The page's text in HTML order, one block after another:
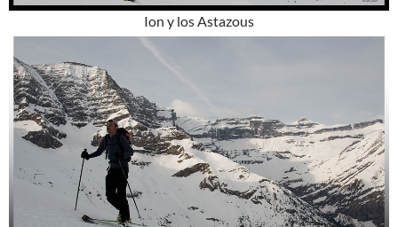
Ion y los Astazous